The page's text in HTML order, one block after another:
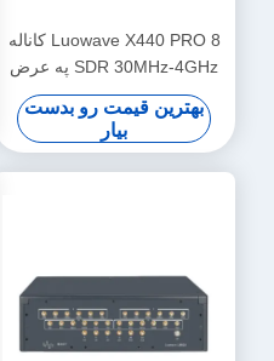
Luowave X440 PRO 8 کاناله
SDR 30MHz-4GHz په عرض
1.6GHz USRP
بهترین قیمت رو بدست
بیار